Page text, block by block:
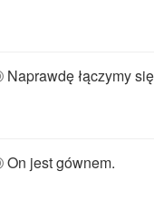
Naprawdę łączymy
On jest gównem.